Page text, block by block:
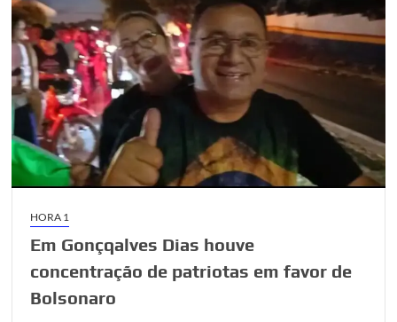
HORA 1
Em Gonçqalves Dias houve
concentração de patriotas em favor de
Bolsonaro